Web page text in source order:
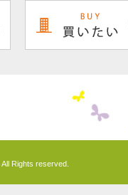
Rights reserved.